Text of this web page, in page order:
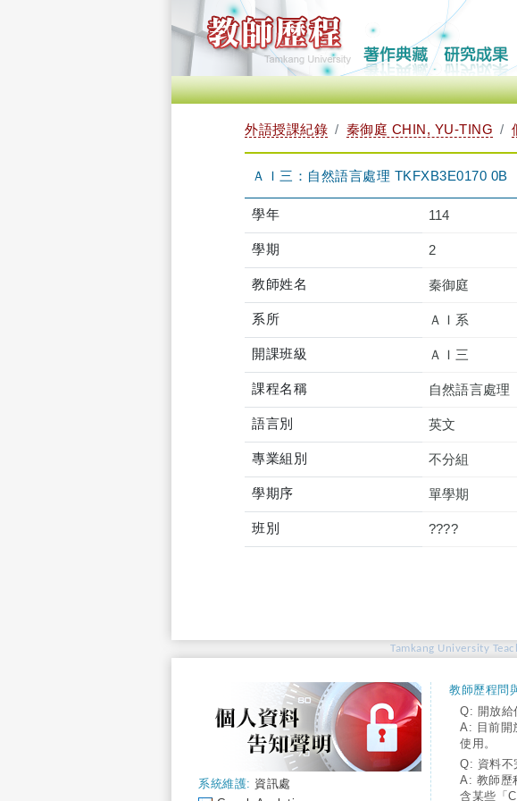
外語授課紀錄 秦御庭 CHIN, YU-TING
ＡＩ三：自然語言處理 TKFXB3E0170 0B
學年 114
學期 2
教師姓名 秦御庭
系所 ＡＩ系
開課班級 ＡＩ三
課程名稱 自然語言處理
語言別 英文
專業組別 不分組
學期序 單學期
班別 ????
Tamkang University
系統維護: 資訊處
教師歷程問
Q: 開放給
A: 目前開
使用。
Q: 資料不
A: 教師歷
含某些「